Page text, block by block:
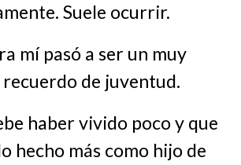
Suele ocurrir.
mí pasó a ser un muy
de juventud.
haber vivido poco y que
hecho más como hijo de